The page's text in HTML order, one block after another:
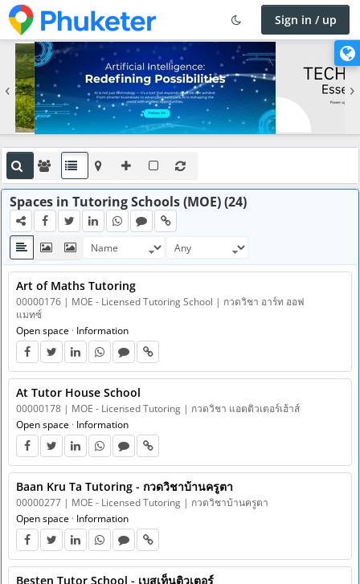
×
‹ ›
Sign in / up
Spaces in Tutoring Schools (MOE) (24)
Art of Maths Tutoring
00000176 | MOE - Licensed Tutoring School | กวดวิชา อาร์ท ออฟ
แมทซ์
Open space · Information
At Tutor House School
00000178 | MOE - Licensed Tutoring | กวดวิชา แอตติวเตอร์เฮ้าส์
Open space · Information
Baan Kru Ta Tutoring - กวดวิชาบ้านครูตา
00000277 | MOE - Licensed Tutoring | กวดวิชาบ้านครูตา
Open space · Information
Besten Tutor School - เบสเท็นติวเตอร์
C
a
g
e
a
g